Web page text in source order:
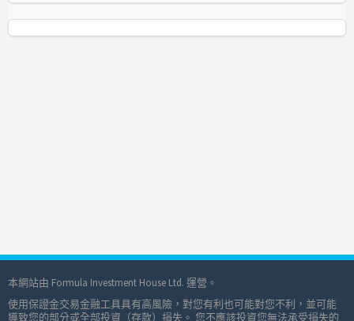
本網站由 Formula Investment House Ltd. 運營。
使用保證金交易金融工具具有高風險，對您有利也可能對您不利，並可能
導致您的部分或全部投資（存款）損失。 您不應該投資您無法承受損失的